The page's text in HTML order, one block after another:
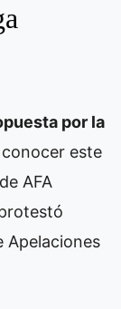
por la
conocer este
AFA
Apelaciones